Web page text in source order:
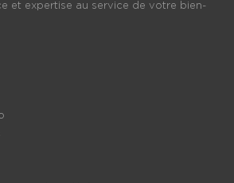
et expertise au service de votre bien-